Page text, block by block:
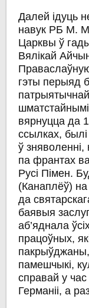
Далей ідуць
навук РБ М.
Царквы ў
Вялікай
гэты перыяд
вярнуцца да
ссылках,
ў
па франтах
Русі Пімен.
(Канаплёў)
да
баявыя
аб’яднала
працоўных,
памешчыкі,
справай у
Германіі, а